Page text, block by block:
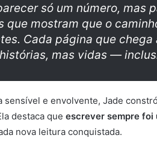
só um número, mas
que mostram que o
Cada página que
mas vidas —
sensível e envolvente, Jade
destaca que escrever sempre foi
nova leitura conquistada.